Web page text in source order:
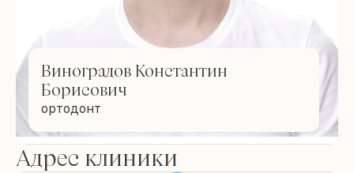
Виноградов Константин
Борисович
ортодонт
Адрес клиники